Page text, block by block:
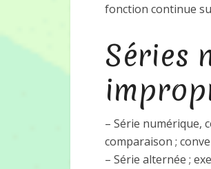
fonction continue
Séries
– Série numérique,
comparaison ;
– Série alternée ;